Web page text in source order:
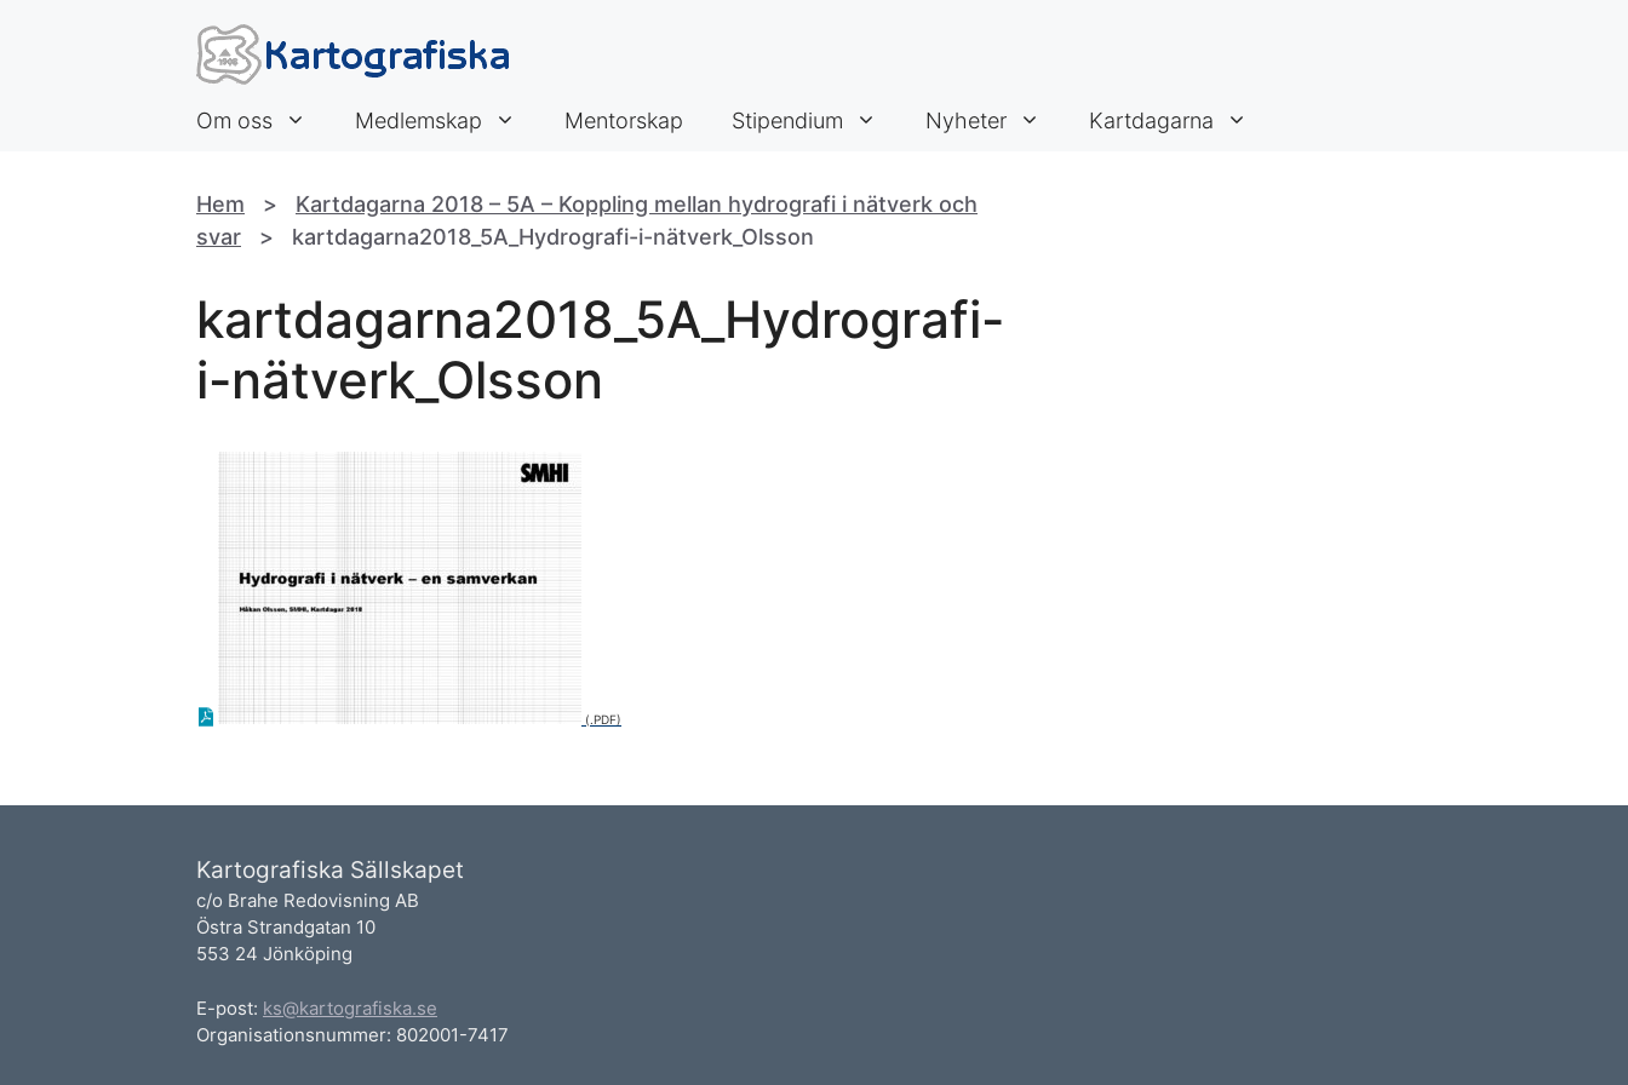
Om oss Medlemskap Mentorskap Stipendium Nyheter Kartdagarna
Hem > Kartdagarna 2018 – 5A – Koppling mellan hydrografi i nätverk och
svar > kartdagarna2018_5A_Hydrografi-i-nätverk_Olsson
kartdagarna2018_5A_Hydrografi-
i-nätverk_Olsson
Kartografiska Sällskapet
c/o Brahe Redovisning AB
Östra Strandgatan 10
553 24 Jönköping
E-post: ks@kartografiska.se
Organisationsnummer: 802001-7417